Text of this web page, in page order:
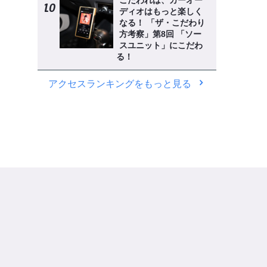
ディオはもっと楽しく
なる！ 「ザ・こだわり
方考察」第8回 「ソー
スユニット」にこだわ
る！
アクセスランキングをもっと見る